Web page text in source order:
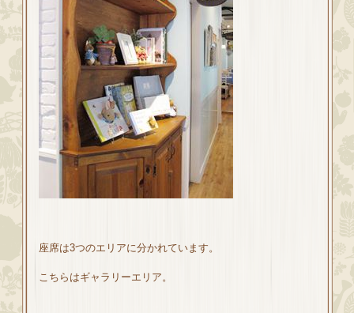
座席は3つのエリアに分かれています。
こちらはギャラリーエリア。